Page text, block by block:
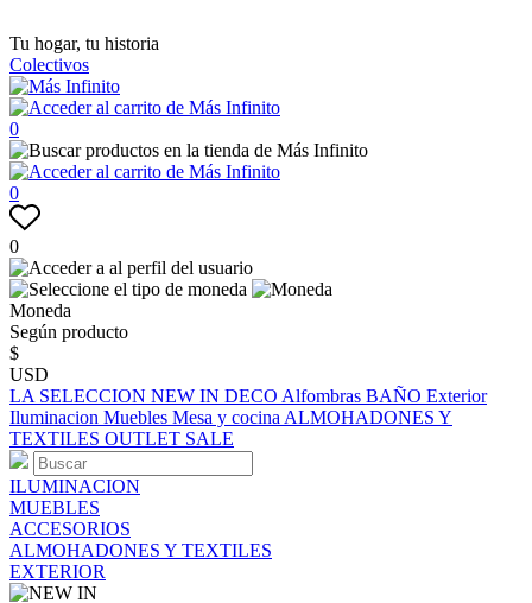
Tu hogar, tu historia
Colectivos
0
0
0
Moneda
Según producto
$
USD
LA SELECCION NEW IN DECO Alfombras BAÑO Exterior
Iluminacion Muebles Mesa y cocina ALMOHADONES Y
TEXTILES OUTLET SALE
ILUMINACION
MUEBLES
ACCESORIOS
ALMOHADONES Y TEXTILES
EXTERIOR